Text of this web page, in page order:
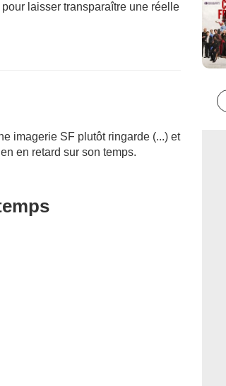
laisser transparaître une réelle
imagerie SF plutôt ringarde (...) et
en retard sur son temps.